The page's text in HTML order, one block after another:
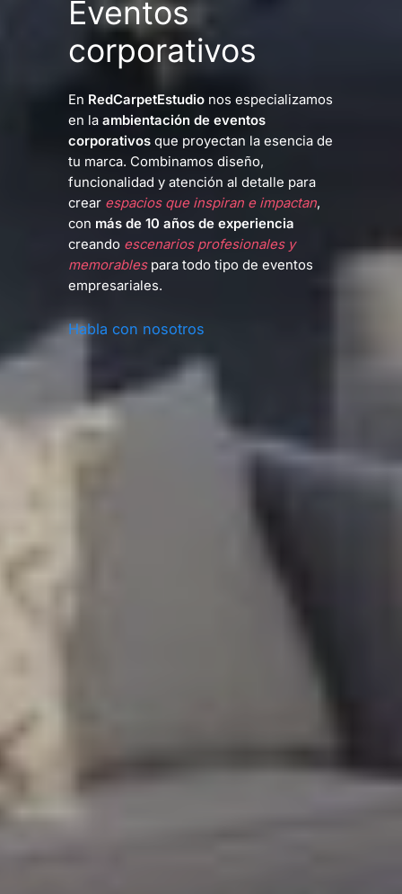
Eventos
corporativos
En RedCarpetEstudio nos especializamos
en laambientación de eventos
corporativos que proyectan la esencia de
tu marca. Combinamos diseño,
funcionalidad y atención al detalle para
crear espacios que inspiran e impactan,
con más de 10 años de experiencia
creando escenarios profesionales y
memorablespara todo tipo de eventos
empresariales.
Habla con nosotros